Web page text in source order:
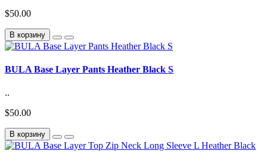
$50.00
В корзину
BULA Base Layer Pants Heather Black S
..
$50.00
В корзину